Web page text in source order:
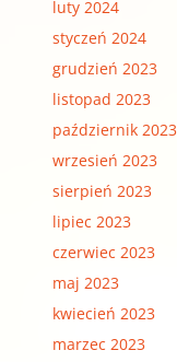
luty 2024
styczeń 2024
grudzień 2023
listopad 2023
październik 2023
wrzesień 2023
sierpień 2023
lipiec 2023
czerwiec 2023
maj 2023
kwiecień 2023
marzec 2023